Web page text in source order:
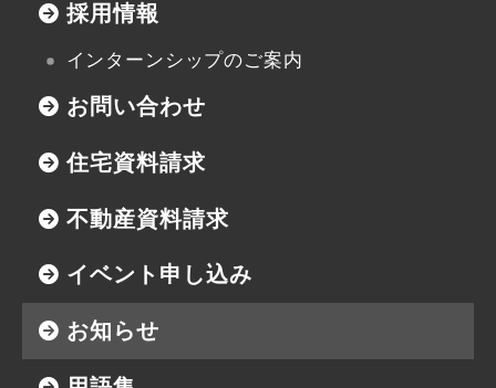
採用情報
インターンシップのご案内
お問い合わせ
住宅資料請求
不動産資料請求
イベント申し込み
お知らせ